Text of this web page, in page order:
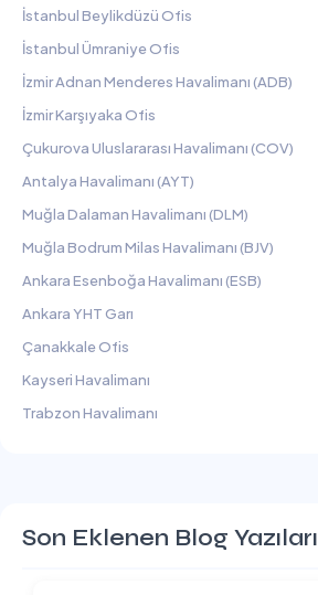
İstanbul Beylikdüzü Ofis
İstanbul Ümraniye Ofis
İzmir Adnan Menderes Havalimanı (ADB)
İzmir Karşıyaka Ofis
Çukurova Uluslararası Havalimanı (COV)
Antalya Havalimanı (AYT)
Muğla Dalaman Havalimanı (DLM)
Muğla Bodrum Milas Havalimanı (BJV)
Ankara Esenboğa Havalimanı (ESB)
Ankara YHT Garı
Çanakkale Ofis
Kayseri Havalimanı
Trabzon Havalimanı
Son Eklenen Blog Yazıları